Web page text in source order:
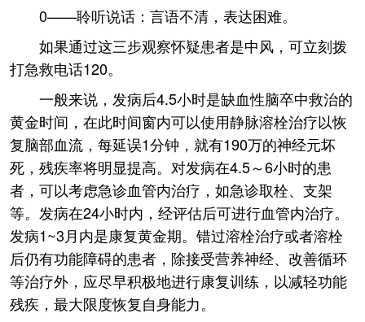
0——聆听说话：言语不清，表达困难。
如果通过这三步观察怀疑患者是中风，可立刻拨
打急救电话120。
一般来说，发病后4.5小时是缺血性脑卒中救治的
黄金时间，在此时间窗内可以使用静脉溶栓治疗以恢
复脑部血流，每延误1分钟，就有190万的神经元坏
死，残疾率将明显提高。对发病在4.5～6小时的患
者，可以考虑急诊血管内治疗，如急诊取栓、支架
等。发病在24小时内，经评估后可进行血管内治疗。
发病1~3月内是康复黄金期。错过溶栓治疗或者溶栓
后仍有功能障碍的患者，除接受营养神经、改善循环
等治疗外，应尽早积极地进行康复训练，以减轻功能
残疾，最大限度恢复自身能力。